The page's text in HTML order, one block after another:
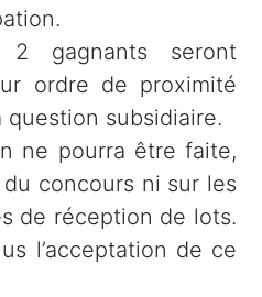
gagnants seront
ordre de proximité
question subsidiaire.
ne pourra être faite,
concours ni sur les
de réception de lots.
l’acceptation de ce